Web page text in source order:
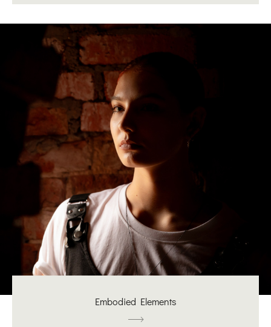
Embodied Elements